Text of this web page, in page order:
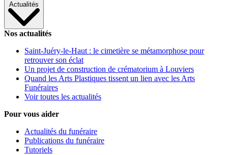
Actualités
Nos actualités
Saint-Juéry-le-Haut : le cimetière se métamorphose pour
retrouver son éclat
Un projet de construction de crématorium à Louviers
Quand les Arts Plastiques tissent un lien avec les Arts
Funéraires
Voir toutes les actualités
Pour vous aider
Actualités du funéraire
Publications du funéraire
Tutoriels